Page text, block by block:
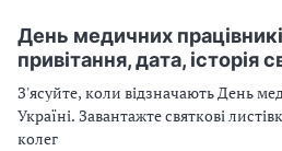
День медичних
привітання, дата, історія
З'ясуйте, коли відзначають День
Україні. Завантажте святкові
колег